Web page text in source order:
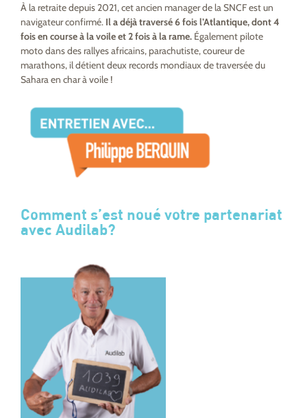
À la retraite depuis 2021, cet ancien manager de la SNCF est un
navigateur confirmé. Il a déjà traversé 6 fois l’Atlantique, dont 4
fois en course à la voile et 2 fois à la rame. Également pilote
moto dans des rallyes africains, parachutiste, coureur de
marathons, il détient deux records mondiaux de traversée du
Sahara en char à voile !
Comment s’est noué votre partenariat
avec Audilab?